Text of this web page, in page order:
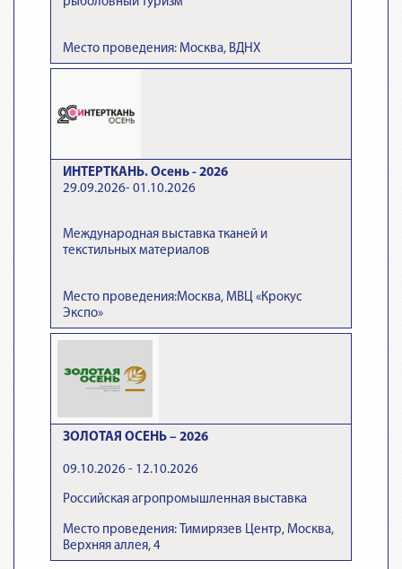
Место проведения: Москва, ВДНХ
ИНТЕРТКАНЬ. Осень - 2026
29.09.2026- 01.10.2026
Международная выставка тканей и
текстильных материалов
Место проведения:Москва, МВЦ «Крокус
Экспо»
ЗОЛОТАЯ ОСЕНЬ – 2026
09.10.2026 - 12.10.2026
Российская агропромышленная выставка
Место проведения: Тимирязев Центр, Москва,
Верхняя аллея, 4